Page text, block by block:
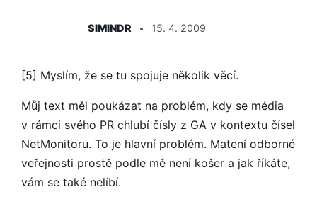
SIMINDR
15. 4. 2009
[5] Myslím, že se tu spojuje několik věcí.
Můj text měl poukázat na problém, kdy se média
v rámci svého PR chlubí čísly z GA v kontextu čísel
NetMonitoru. To je hlavní problém. Matení odborné
veřejnosti prostě podle mě není košer a jak říkáte,
vám se také nelíbí.